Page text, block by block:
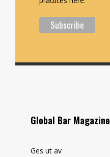
Global Bar Magazine
Ges ut av